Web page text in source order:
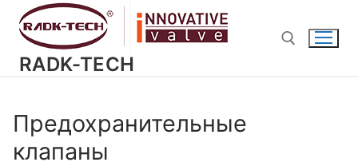
Перейти
содержимому
RADK-TECH
Предохранительные
клапаны